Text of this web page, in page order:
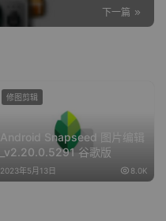
下一篇
Android Snapseed 图片编辑
_v2.20.0.5291 谷歌版
2023年5月13日 8.0K
修图剪辑